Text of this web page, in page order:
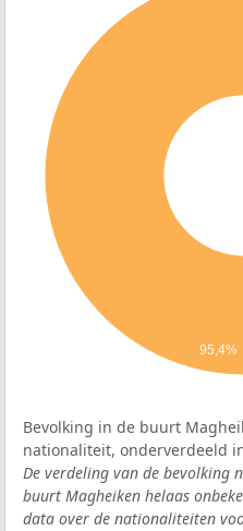
95,4%
Bevolking in de buurt
nationaliteit, onderverdeeld
De verdeling van de bevolking
buurt Magheiken helaas
data over de nationaliteiten